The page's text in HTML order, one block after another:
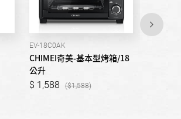
EV-18C0AK
CHIMEI奇美-基本型烤箱/18
公升
1,588 1,588